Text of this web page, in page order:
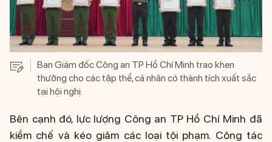
Ban Giám đốc Công an TP Hồ Chí Minh trao khen
thưởng cho các tập thể, cá nhân có thành tích xuất sắc
tại hội nghị.
Bên cạnh đó, lực lượng Công an TP Hồ Chí Minh đã
kiềm chế và kéo giảm các loại tội phạm. Công tác